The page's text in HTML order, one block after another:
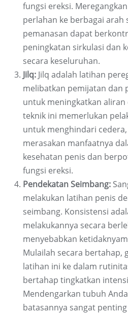
fungsi ereksi.
perlahan ke berbagai arah
pemanasan dapat
peningkatan sirkulasi dan
secara keseluruhan.
Jilq: Jilq adalah latihan
melibatkan pemijatan dan
untuk meningkatkan aliran
teknik ini memerlukan
untuk menghindari
merasakan manfaatnya
kesehatan penis dan
fungsi ereksi.
Pendekatan Seimbang:
melakukan latihan penis
seimbang. Konsistensi
melakukannya secara
menyebabkan
Mulailah secara bertahap,
latihan ini ke dalam
bertahap tingkatkan
Mendengarkan tubuh
batasannya sangat